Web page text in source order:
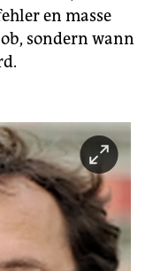
en masse
sondern wann